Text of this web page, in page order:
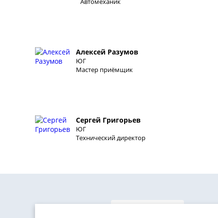
Алексей Разумов
ЮГ
Мастер приёмщик
Сергей Григорьев
ЮГ
Технический директор